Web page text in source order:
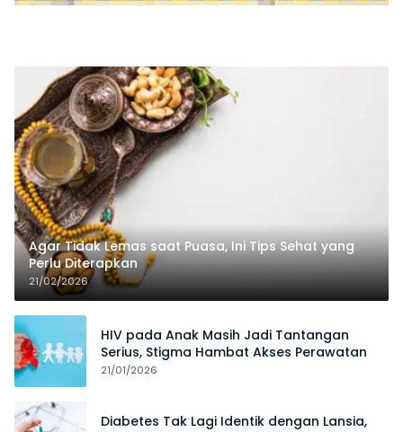
Agar Tidak Lemas saat Puasa, Ini Tips Sehat yang
Perlu Diterapkan
21/02/2026
HIV pada Anak Masih Jadi Tantangan
Serius, Stigma Hambat Akses Perawatan
21/01/2026
Diabetes Tak Lagi Identik dengan Lansia,